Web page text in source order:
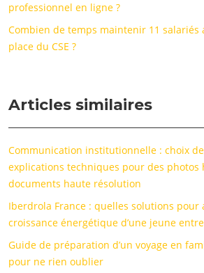
professionnel en ligne ?
Combien de temps maintenir 11 salariés
place du CSE ?
Articles similaires
Communication institutionnelle : choix de
explications techniques pour des photos
documents haute résolution
Iberdrola France : quelles solutions pour
croissance énergétique d’une jeune
Guide de préparation d’un voyage en
pour ne rien oublier